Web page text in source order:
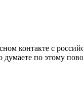
контакте с
по этому